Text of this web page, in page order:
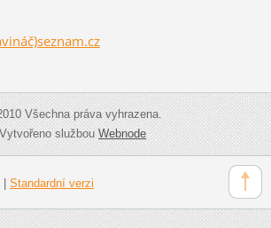
Všechna práva vyhrazena.
Vytvořeno službouWebnode
Standardní verzi